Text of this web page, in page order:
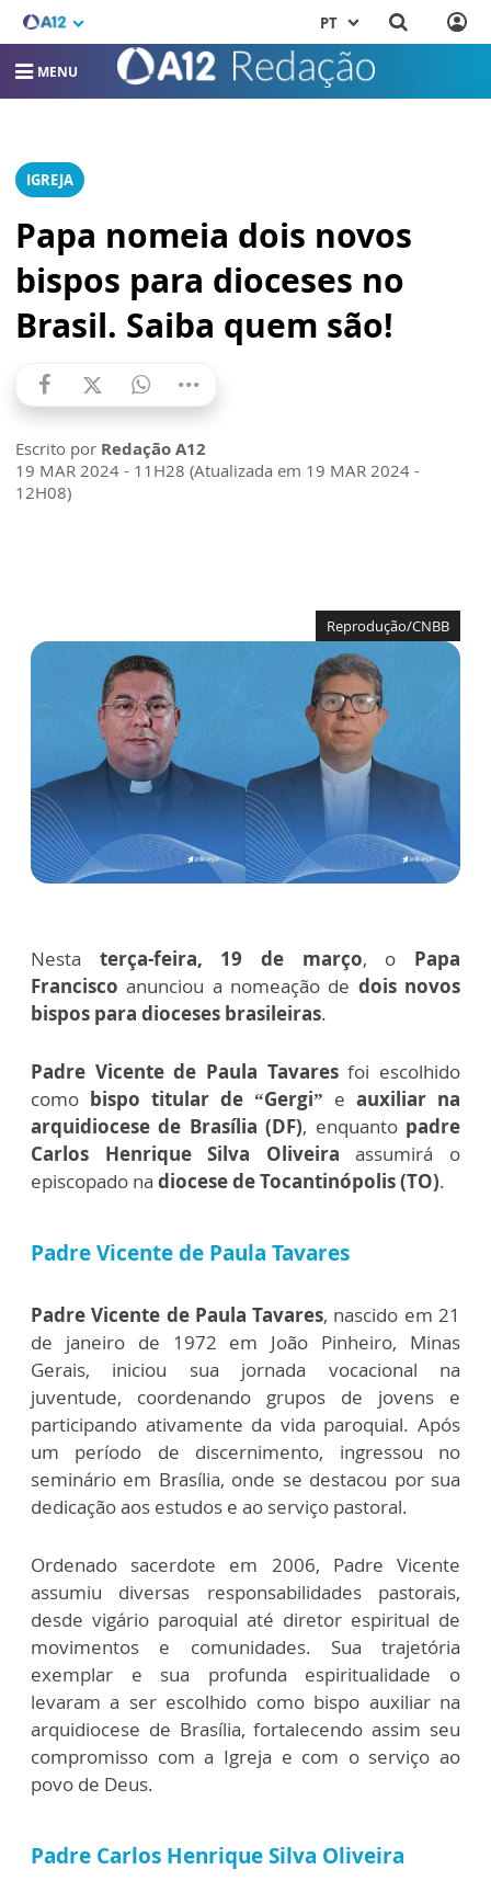
PT
MENU
IGREJA
Papa nomeia dois novos
bispos para dioceses no
Brasil. Saiba quem são!
Escrito por Redação A12
19 MAR 2024 - 11H28 (Atualizada em 19 MAR 2024 -
12H08)
Reprodução/CNBB
Nesta terça-feira, 19 de março, o Papa
Franciscoanunciou a nomeação de dois novos
bispos para dioceses brasileiras.
Padre Vicente de Paula Tavaresfoi escolhido
como bispo titular de “Gergi” e auxiliar na
arquidiocese de Brasília (DF), enquantopadre
Carlos Henrique Silva Oliveira assumirá o
episcopado na diocese de Tocantinópolis (TO).
Padre Vicente de Paula Tavares
Padre Vicente de Paula Tavares, nascido em 21
de janeiro de 1972 em João Pinheiro, Minas
Gerais, iniciou sua jornada vocacional na
juventude, coordenando grupos de jovens e
participando ativamente da vida paroquial. Após
um período de discernimento, ingressou no
seminário em Brasília, onde se destacou por sua
dedicação aos estudos e ao serviço pastoral.
Ordenado sacerdote em 2006, Padre Vicente
assumiu diversas responsabilidades pastorais,
desde vigário paroquial até diretor espiritual de
movimentos e comunidades. Sua trajetória
exemplar e sua profunda espiritualidade o
levaram a ser escolhido como bispo auxiliar na
arquidiocese de Brasília, fortalecendo assim seu
compromisso com a Igreja e com o serviço ao
povo de Deus.
Padre Carlos Henrique Silva Oliveira